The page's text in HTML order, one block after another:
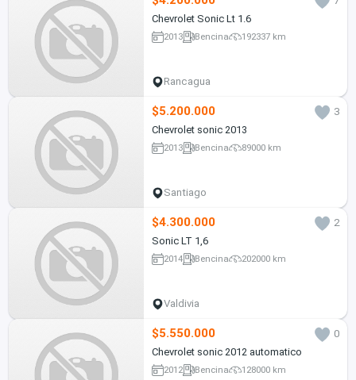
Chevrolet Sonic Lt 1.6
2013 Bencina 192337 km
Rancagua
$5.200.000
3
Chevrolet sonic 2013
2013 Bencina 89000 km
Santiago
$4.300.000
2
Sonic LT 1,6
2014 Bencina 202000 km
Valdivia
$5.550.000
0
Chevrolet sonic 2012 automatico
2012 Bencina 128000 km